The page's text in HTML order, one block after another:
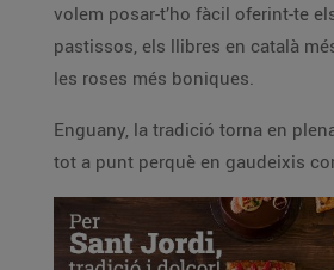
volem posar-t’ho fàcil oferint-te
pastissos, els llibres en català
les roses més boniques.
Enguany, la tradició torna en
tot a punt perquè en gaudeixis